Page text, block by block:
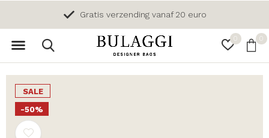
0 0
Gratis verzending vanaf 20 euro
SALE
-50%